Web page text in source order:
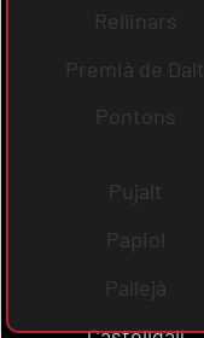
Rellinars
Premià de Dalt
Pontons
Pujalt
Papiol
Pallejà